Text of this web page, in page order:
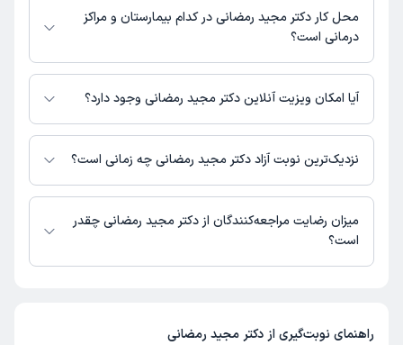
محمد حسین
نوبت مطب از دکترتو
این پزشک را پیشنهاد نمیکنم
زمان انتظار:45-90 دقیقه
عدم رضایت
علت مراجعه: درمان اختلالات تیروئید (کم‌کاری، پرکاری، ندول‌ها)
کاربر دکترتو
نوبت مطب از دکترتو
1405/05/12
این پزشک را پیشنهاد میکنم
دکتر عالی
در حال حاضر در این صفحه ثبت نشده است.
محل کار دکتر مجید رمضانی در کدام بیمارستان و مراکز
درمانی است؟
دکتر مجید رمضانی در مراکز زیر فعالیت دارد:
کلینیک پارس شاهین شهر
آیا امکان ویزیت آنلاین دکتر مجید رمضانی وجود دارد؟
در حال حاضر اطلاعاتی درباره ارائه ویزیت آنلاین توسط دکتر مجید رمضانی در
دسترس نیست. برای دریافت اطلاعات دقیق‌تر، لطفاً با مطب تماس بگیرید.
نزدیک‌ترین نوبت آزاد دکتر مجید رمضانی چه زمانی است؟
دکتر مجید رمضانی از روز سه‌شنبه 03 شهریور 1405 بیمار جدید می‌پذیرند.
میزان رضایت مراجعه‌کنندگان از دکتر مجید رمضانی چقدر
است؟
راهنمای نوبت‌گیری از دکتر مجید رمضانی